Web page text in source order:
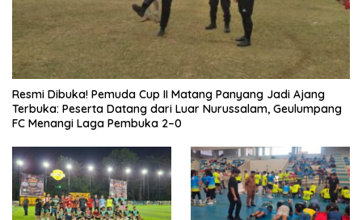
Resmi Dibuka! Pemuda Cup II Matang Panyang Jadi Ajang
Terbuka: Peserta Datang dari Luar Nurussalam, Geulumpang
FC Menangi Laga Pembuka 2–0